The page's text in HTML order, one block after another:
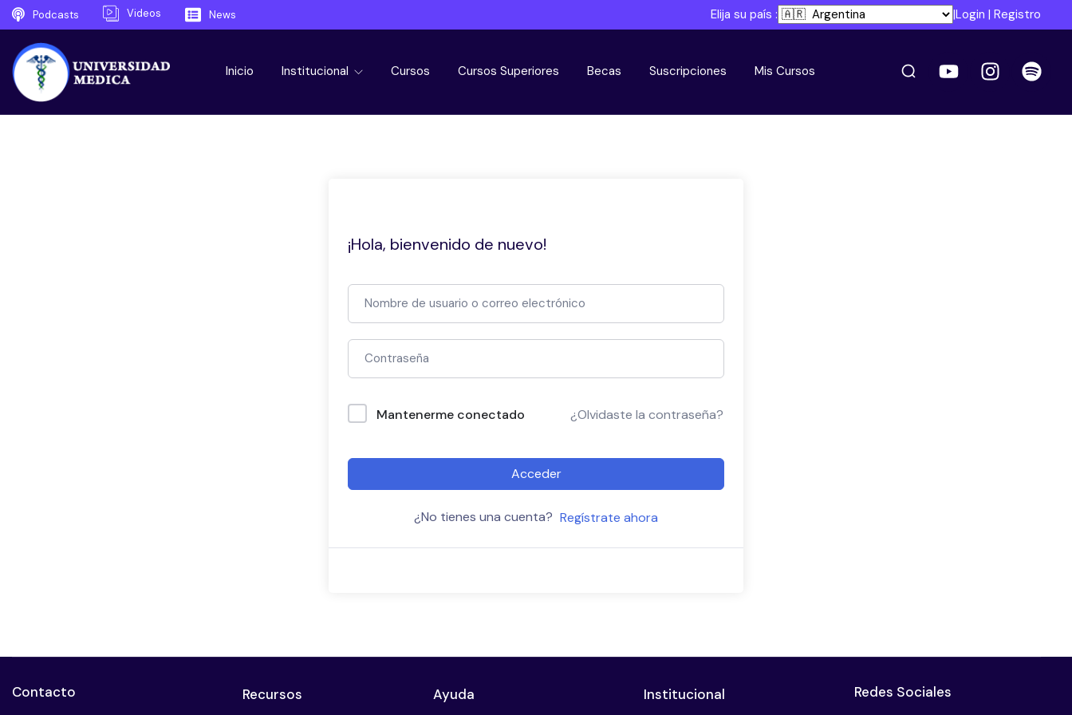
Podcasts Videos News Elija su país : |Login | Registro
Inicio Institucional Cursos Cursos Superiores Becas Suscripciones Mis Cursos
¡Hola, bienvenido de nuevo!
Mantenerme conectado ¿Olvidaste la contraseña?
Acceder
¿No tienes una cuenta? Regístrate ahora
Contacto Recursos Ayuda Institucional Redes Sociales